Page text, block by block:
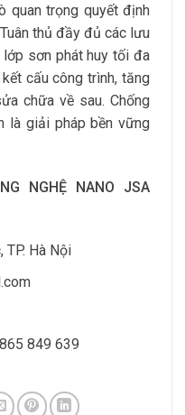
quan trọng quyết định
thủ đầy đủ các lưu
sơn phát huy tối đa
cấu công trình, tăng
chữa về sau. Chống
là giải pháp bền vững
NGHỆ NANO JSA
Hà Nội
849 639